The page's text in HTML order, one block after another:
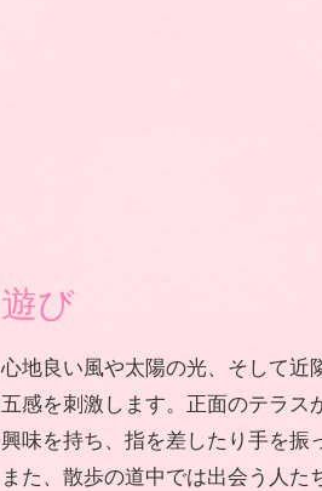
遊び
心地良い風や太陽の光、そして近
五感を刺激します。正面のテラス
興味を持ち、指を差したり手を振
また、散歩の道中では出会う人た